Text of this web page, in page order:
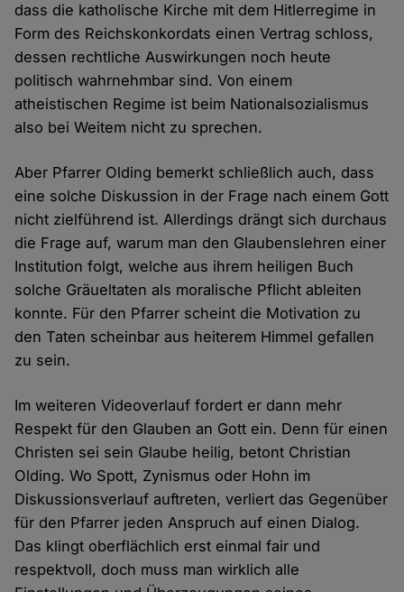
dass die katholische Kirche mit dem Hitlerregime in
Form des Reichskonkordats einen Vertrag schloss,
dessen rechtliche Auswirkungen noch heute
politisch wahrnehmbar sind. Von einem
atheistischen Regime ist beim Nationalsozialismus
also bei Weitem nicht zu sprechen.
Aber Pfarrer Olding bemerkt schließlich auch, dass
eine solche Diskussion in der Frage nach einem Gott
nicht zielführend ist. Allerdings drängt sich durchaus
die Frage auf, warum man den Glaubenslehren einer
Institution folgt, welche aus ihrem heiligen Buch
solche Gräueltaten als moralische Pflicht ableiten
konnte. Für den Pfarrer scheint die Motivation zu
den Taten scheinbar aus heiterem Himmel gefallen
zu sein.
Im weiteren Videoverlauf fordert er dann mehr
Respekt für den Glauben an Gott ein. Denn für einen
Christen sei sein Glaube heilig, betont Christian
Olding. Wo Spott, Zynismus oder Hohn im
Diskussionsverlauf auftreten, verliert das Gegenüber
für den Pfarrer jeden Anspruch auf einen Dialog.
Das klingt oberflächlich erst einmal fair und
respektvoll, doch muss man wirklich alle